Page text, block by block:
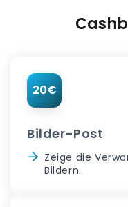
20€
Bilder-Post
Zeige die
Bildern.